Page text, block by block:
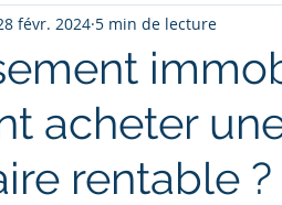
acheter
rentable ?
févr. 2024 5 min de lecture